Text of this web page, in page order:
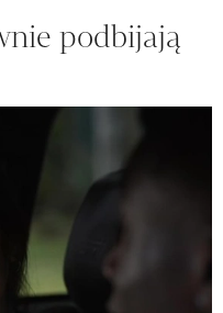
podbijają